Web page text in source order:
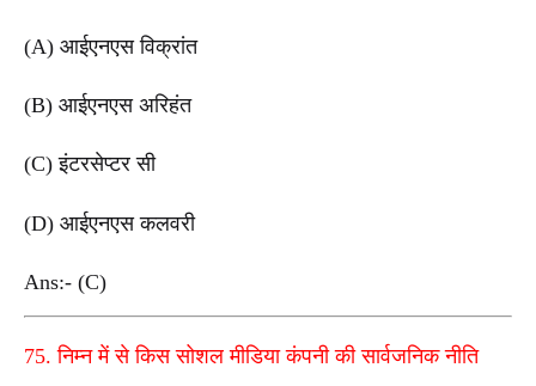
(A) आईएनएस विक्रांत
(B) आईएनएस अरिहंत
(C) इंटरसेप्टर सी
(D) आईएनएस कलवरी
Ans:- (C)
75. निम्न में से किस सोशल मीडिया कंपनी की सार्वजनिक नीति